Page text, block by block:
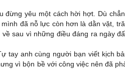
đừng yêu một cách hời hợt. Dù
đã nỗ lực còn hơn là dằn vặt,
sau vì những điều đáng ra ngày
tay anh cùng người bạn viết kịch
vì bộn bề với công việc nên đã